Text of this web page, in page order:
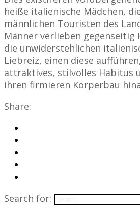
heiße italienische Mädchen,
männlichen Touristen des
Männer verlieben
die unwiderstehlichen
Liebreiz, einen diese
attraktives, stilvolles Habitus
ihren firmieren Körperbau
Share:
Search for: